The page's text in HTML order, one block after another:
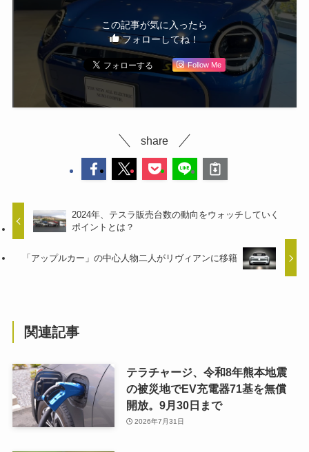
この記事が気に入ったら
フォローしてね！
Follow Me
share
2024年、テスラ販売台数の動向をウォッチしていく
ポイントとは？
「アップルカー」の中心人物二人がリヴィアンに移籍
関連記事
テラチャージ、令和8年熊本地震
の被災地でEV充電器71基を無償
開放。9月30日まで
2026年7月31日